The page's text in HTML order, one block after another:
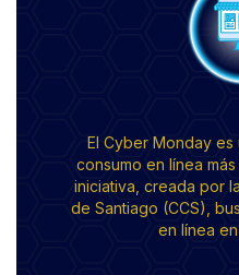
El Cyber Monday
consumo en línea
iniciativa, creada por
de Santiago (CCS),
en línea